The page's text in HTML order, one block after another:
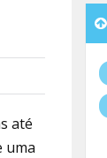
até
uma